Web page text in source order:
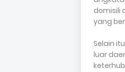
domisili
yang
Selain
luar